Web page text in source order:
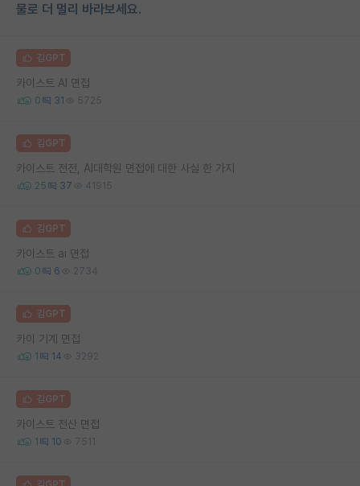
물로 더 멀리 바라보세요.
김GPT
카이스트 AI 면접
0 31 5725
김GPT
카이스트 전전, AI대학원 면접에 대한 사실 한 가지
25 37 41915
김GPT
카이스트 ai 면접
0 6 2734
김GPT
카이 기계 면접
1 14 3292
김GPT
카이스트 전산 면접
1 10 7511